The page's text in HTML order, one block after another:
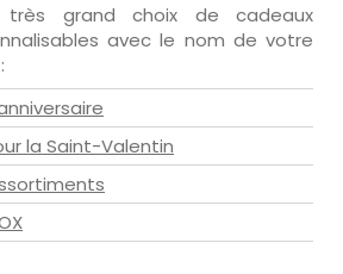
grand choix de cadeaux
avec le nom de votre
la Saint-Valentin